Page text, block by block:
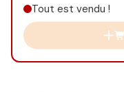
Tout est vendu !